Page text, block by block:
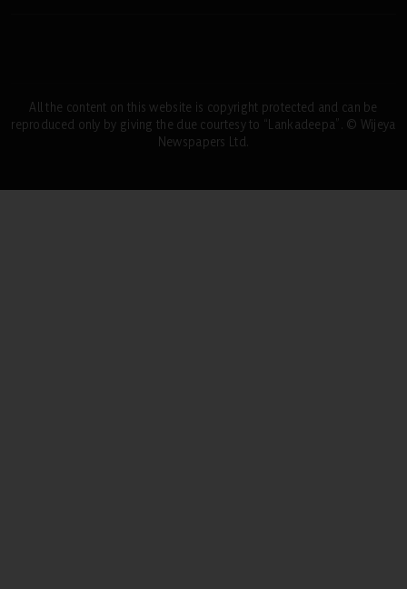
All the content on this website is copyright protected and can be
reproduced only by giving the due courtesy to “Lankadeepa”. © Wijeya
Newspapers Ltd.